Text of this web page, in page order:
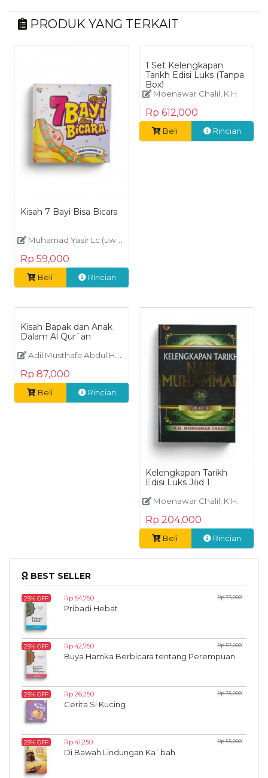
PRODUK YANG TERKAIT
Kisah 7 Bayi Bisa Bicara
Muhamad Yasir Lc (uwais ramadhan)
Rp 59,000
Beli Rincian
1 Set Kelengkapan
Tarikh Edisi Luks (Tanpa
Box)
Moenawar Chalil, K.H.
Rp 612,000
Beli Rincian
Kisah Bapak dan Anak
Dalam Al Qur`an
Adil Musthafa Abdul Halim
Rp 87,000
Beli Rincian
Kelengkapan Tarikh
Edisi Luks Jilid 1
Moenawar Chalil, K.H.
Rp 204,000
Beli Rincian
BEST SELLER
25% OFF Rp 54,750 Rp 73,000
Pribadi Hebat
25% OFF Rp 42,750 Rp 57,000
Buya Hamka Berbicara tentang Perempuan
25% OFF Rp 26,250 Rp 35,000
Cerita Si Kucing
25% OFF Rp 41,250 Rp 55,000
Di Bawah Lindungan Ka`bah